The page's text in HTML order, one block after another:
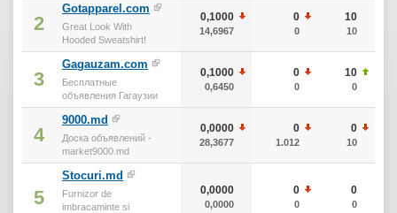
2
Gotapparel.com
Great Look With
Hooded Sweatshirt!
0,1000
14,6967
0
0
10
10
3
Gagauzam.com
Бесплатные
объявления Гагаузии
0,1000
0,6450
0
0
10
0
4
9000.md
Доска объявлений -
market9000.md
0,0000
28,3677
0
1.012
0
10
5
Stocuri.md
Furnizor de
imbracaminte si
0,0000
0,0000
0
0
0
0